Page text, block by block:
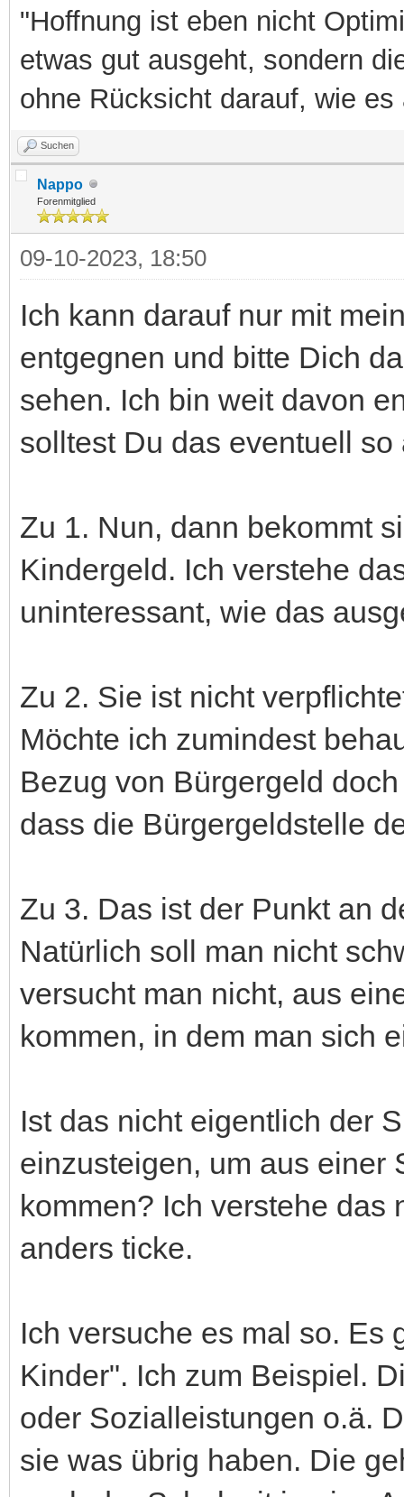
"Hoffnung ist eben nicht
etwas gut ausgeht, sondern
ohne Rücksicht darauf, wie
Suchen
Nappo
Forenmitglied
09-10-2023, 18:50
Ich kann darauf nur mit
entgegnen und bitte Dich
sehen. Ich bin weit davon
solltest Du das eventuell so
Zu 1. Nun, dann bekommt
Kindergeld. Ich verstehe
uninteressant, wie das
Zu 2. Sie ist nicht
Möchte ich zumindest
Bezug von Bürgergeld
dass die Bürgergeldstelle
Zu 3. Das ist der Punkt an
Natürlich soll man nicht
versucht man nicht, aus
kommen, in dem man sich
Ist das nicht eigentlich der
einzusteigen, um aus einer
kommen? Ich verstehe das
anders ticke.
Ich versuche es mal so. Es
Kinder". Ich zum Beispiel.
oder Sozialleistungen o.ä.
sie was übrig haben. Die